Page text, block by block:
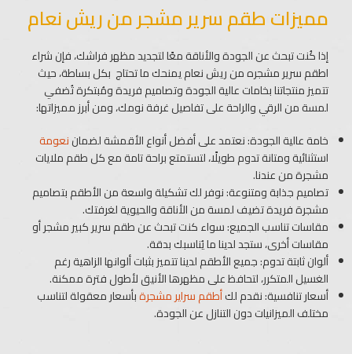
مميزات طقم سرير مشجر من ريش نعام
إذا كُنت تبحث عن الجودة والأناقة معًا لتجديد مظهر فراشك، فإن شراء
اطقم سرير مشجره من ريش نعام يمنحك ما تحتاج بكل بساطة، حيث
تتميز منتجاتنا بخامات عالية الجودة وتصاميم فريدة ومُبتكرة تُضفي
لمسة من الرقي والراحة على تفاصيل غرفة نومك، ومن أبرز مميزاتها:
خامة عالية الجودة: نعتمد على أفضل أنواع الأقمشة لضماننعومة
استثنائية ومتانة تدوم طويلًا، لتستمتع براحة تامة مع كل طقم ملايات
مشجرة من عندنا.
تصاميم جذابة ومتنوعة: نوفر لك تشكيلة واسعة من الأطقم بتصاميم
مشجرة فريدة تضيف لمسة من الأناقة والحيوية لغرفتك.
مقاسات تناسب الجميع: سواء كنت تبحث عن طقم سرير كبير مشجر أو
مقاسات أخرى، ستجد لدينا ما يُناسبك بدقة.
ألوان ثابتة تدوم: جميع الأطقم لدينا تتميز بثبات ألوانها الزاهية رغم
الغسيل المتكرر، لتحافظ على مظهرها الأنيق لأطول فترة ممكنة.
أسعار تنافسية: نقدم لكأطقم سراير مشجرةبأسعار معقولة لتناسب
مختلف الميزانيات دون التنازل عن الجودة.